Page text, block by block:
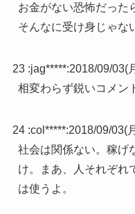
お金がない恐怖だった
そんなに受け身じゃな
23 :jag*****:2018/09/03(
相変わらず鋭いコメン
24 :col*****:2018/09/03(
社会は関係ない。稼げ
け。まあ、人それぞれ
は使うよ。